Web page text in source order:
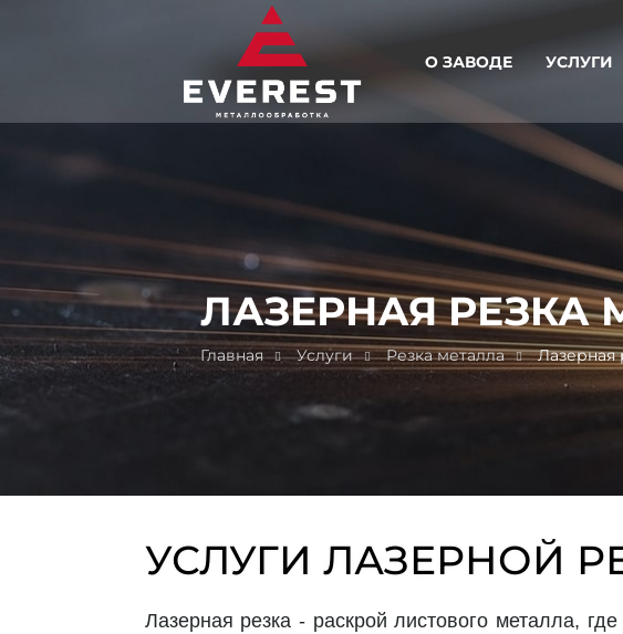
О ЗАВОДЕ УСЛУГИ
ЛАЗЕРНАЯ РЕЗКА
Главная Услуги Резка металла Лазерная
УСЛУГИ ЛАЗЕРНОЙ
Лазерная резка - раскрой листового металла,